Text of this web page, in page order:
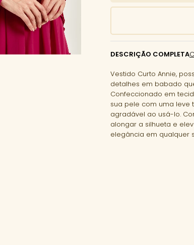
DESCRIÇÃO COMPLETA
Vestido Curto Annie,
detalhes em babado
Confeccionado em
sua pele com uma leve
agradável ao usá-lo.
alongar a silhueta e
elegância em qualquer